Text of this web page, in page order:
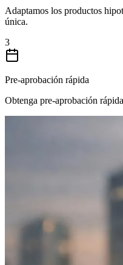
Adaptamos los productos
única.
3
Pre-aprobación rápida
Obtenga pre-aprobación